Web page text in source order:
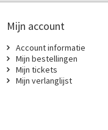
Mijn account
Account informatie
Mijn bestellingen
Mijn tickets
Mijn verlanglijst